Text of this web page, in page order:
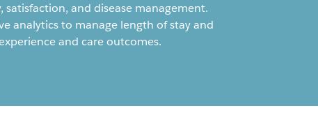
and disease management.
analytics to manage length of stay and
and care outcomes.